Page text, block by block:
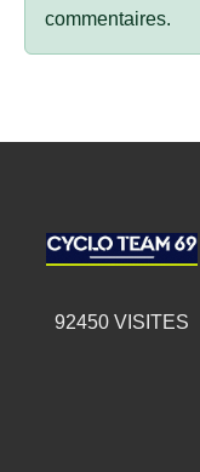
commentaires.
92450VISITES